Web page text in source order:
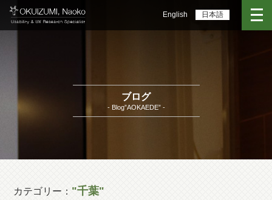
English 日本語
ブログ
- Blog”AOKAEDE” -
カテゴリー： "千葉"